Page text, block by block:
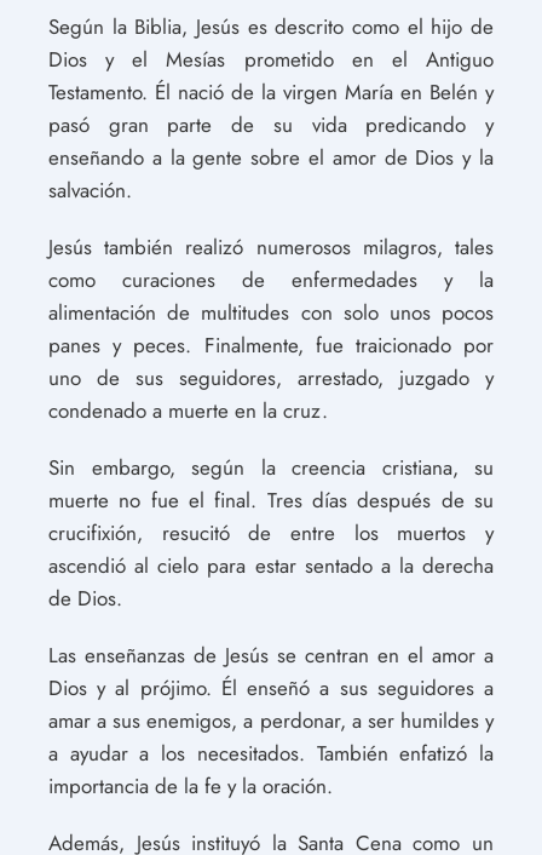
Según la Biblia, Jesús es descrito como el hijo de
Dios y el Mesías prometido en el Antiguo
Testamento. Él nació de la virgen María en Belén y
pasó gran parte de su vida predicando y
enseñando a la gente sobre el amor de Dios y la
salvación.
Jesús también realizó numerosos milagros, tales
como curaciones de enfermedades y la
alimentación de multitudes con solo unos pocos
panes y peces. Finalmente, fue traicionado por
uno de sus seguidores, arrestado, juzgado y
condenado a muerte en la cruz.
Sin embargo, según la creencia cristiana, su
muerte no fue el final. Tres días después de su
crucifixión, resucitó de entre los muertos y
ascendió al cielo para estar sentado a la derecha
de Dios.
Las enseñanzas de Jesús se centran en el amor a
Dios y al prójimo. Él enseñó a sus seguidores a
amar a sus enemigos, a perdonar, a ser humildes y
a ayudar a los necesitados. También enfatizó la
importancia de la fe y la oración.
Además, Jesús instituyó la Santa Cena como un